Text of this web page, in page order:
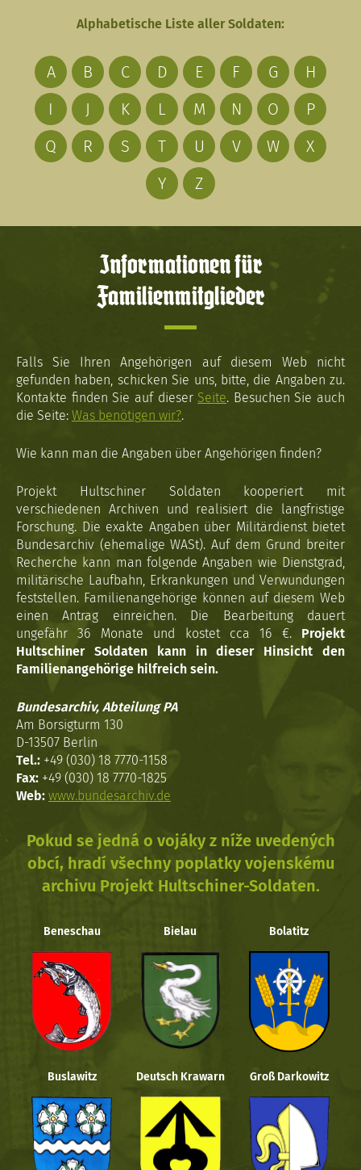
Alphabetische Liste aller Soldaten:
A B C D E F G
H
I
J K L M N O
P
Q
R S T U V W
X
Y
Z
Informationen für
Familienmitglieder
Falls Sie Ihren Angehörigen auf diesem Web nicht
gefunden haben, schicken Sie uns, bitte, die Angaben zu.
Kontakte finden Sie auf dieser Seite. Besuchen Sie auch
die Seite: Was benötigen wir?.
Wie kann man die Angaben über Angehörigen finden?
Projekt Hultschiner Soldaten kooperiert mit
verschiedenen Archiven und realisiert die langfristige
Forschung. Die exakte Angaben über Militärdienst bietet
Bundesarchiv (ehemalige WASt). Auf dem Grund breiter
Recherche kann man folgende Angaben wie Dienstgrad,
militärische Laufbahn, Erkrankungen und Verwundungen
feststellen. Familienangehörige können auf diesem Web
einen Antrag einreichen. Die Bearbeitung dauert
ungefähr 36 Monate und kostet cca 16 €. Projekt
Hultschiner Soldaten kann in dieser Hinsicht den
Familienangehörige hilfreich sein.
Bundesarchiv, Abteilung PA
Am Borsigturm 130
D-13507 Berlin
Tel.: +49 (030) 18 7770-1158
Fax: +49 (030) 18 7770-1825
Web: www.bundesarchiv.de
Pokud se jedná o vojáky z níže uvedených
obcí, hradí všechny poplatky vojenskému
archivu Projekt Hultschiner-Soldaten.
Beneschau Bielau Bolatitz
Buslawitz Deutsch Krawarn Groß Darkowitz